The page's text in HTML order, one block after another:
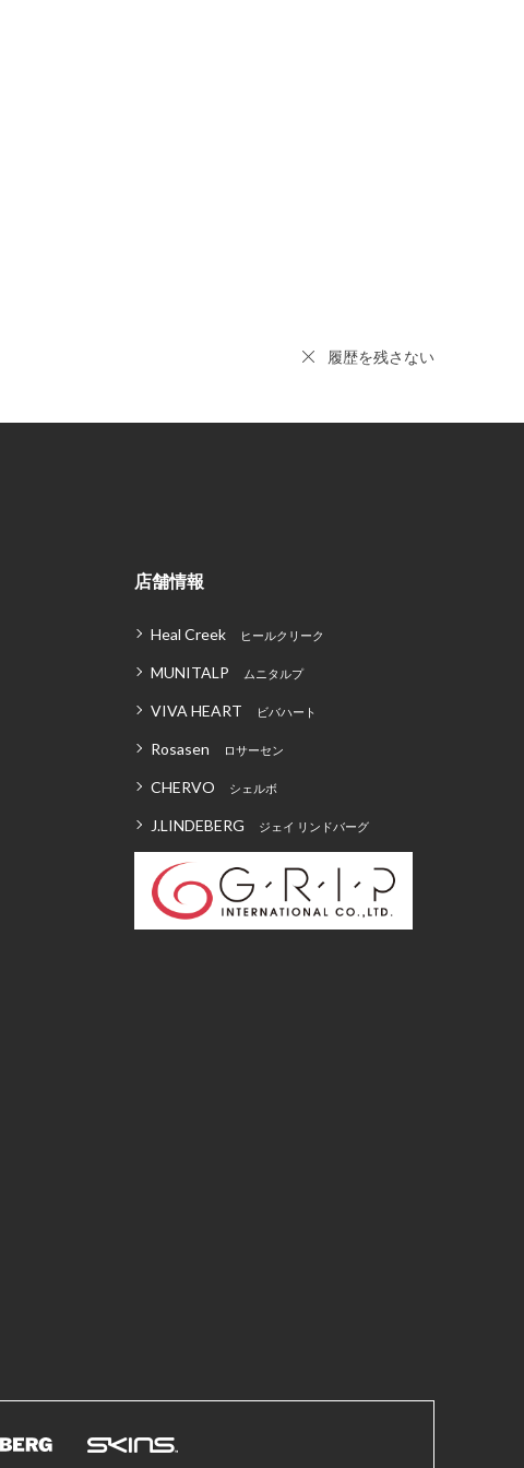
履歴を残さない
店舗情報
Heal Creek ヒールクリーク
MUNITALP ムニタルプ
VIVA HEART ビバハート
Rosasen ロサーセン
CHERVO シェルボ
J.LINDEBERG ジェイ リンドバーグ